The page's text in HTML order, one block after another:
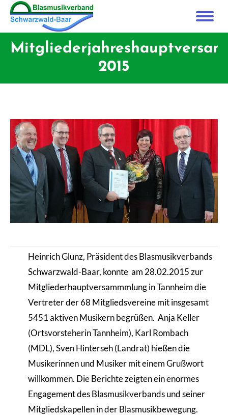
2015
Heinrich Glunz, Präsident des Blasmusikverbands
Schwarzwald-Baar, konnte am 28.02.2015 zur
Mitgliederhauptversammmlung in Tannheim die
Vertreter der 68 Mitgliedsvereine mit insgesamt
5451 aktiven Musikern begrüßen. Anja Keller
(Ortsvorsteherin Tannheim), Karl Rombach
(MDL), Sven Hinterseh (Landrat) hießen die
Musikerinnen und Musiker mit einem Grußwort
willkommen. Die Berichte zeigten ein enormes
Engagement des Blasmusikverbands und seiner
Mitgliedskapellen in der Blasmusikbewegung.